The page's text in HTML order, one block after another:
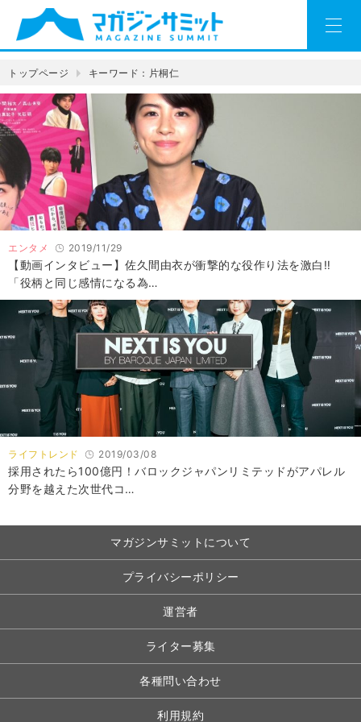
トップページ キーワード：片桐仁
エンタメ 2019/11/29
【動画インタビュー】佐久間由衣が衝撃的な役作り法を激白‼
「役柄と同じ感情になる為…
ライフトレンド 2019/03/08
採用されたら100億円！バロックジャパンリミテッドがアパレル
分野を越えた次世代コ…
マガジンサミットについて
プライバシーポリシー
運営者
ライター募集
各種問い合わせ
利用規約